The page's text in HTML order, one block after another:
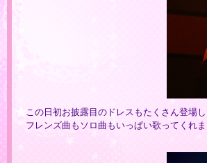
この日初お披露目のドレスもたくさん登場
フレンズ曲もソロ曲もいっぱい歌ってくれ